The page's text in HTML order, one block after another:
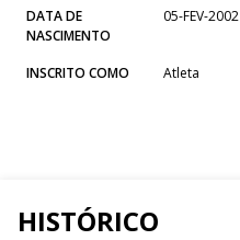
DATA DE
NASCIMENTO
05-FEV-2002
INSCRITO COMO Atleta
HISTÓRICO